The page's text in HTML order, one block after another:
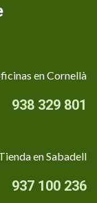
en Cornellà
938 329 801
en Sabadell
937 100 236